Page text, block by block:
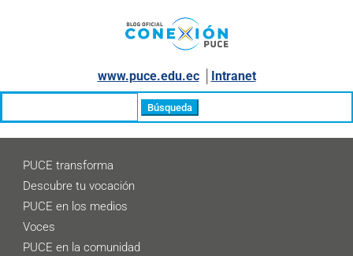
www.puce.edu.ec│ Intranet
PUCE transforma
Descubre tu vocación
PUCE en los medios
Voces
PUCE en la comunidad